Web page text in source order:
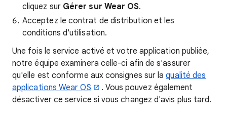
cliquez sur Gérer sur Wear OS.
Acceptez le contrat de distribution et les
conditions d'utilisation.
Une fois le service activé et votre application publiée,
notre équipe examinera celle-ci afin de s'assurer
qu'elle est conforme aux consignes sur laqualité des
applications Wear OS
. Vous pouvez également
désactiver ce service si vous changez d'avis plus tard.